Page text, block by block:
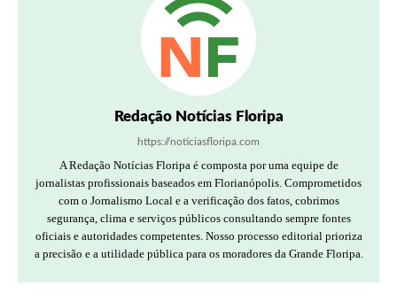
Redação Notícias Floripa
https://noticiasfloripa.com
A Redação Notícias Floripa é composta por uma equipe de
jornalistas profissionais baseados em Florianópolis. Comprometidos
com o Jornalismo Local e a verificação dos fatos, cobrimos
segurança, clima e serviços públicos consultando sempre fontes
oficiais e autoridades competentes. Nosso processo editorial prioriza
a precisão e a utilidade pública para os moradores da Grande Floripa.